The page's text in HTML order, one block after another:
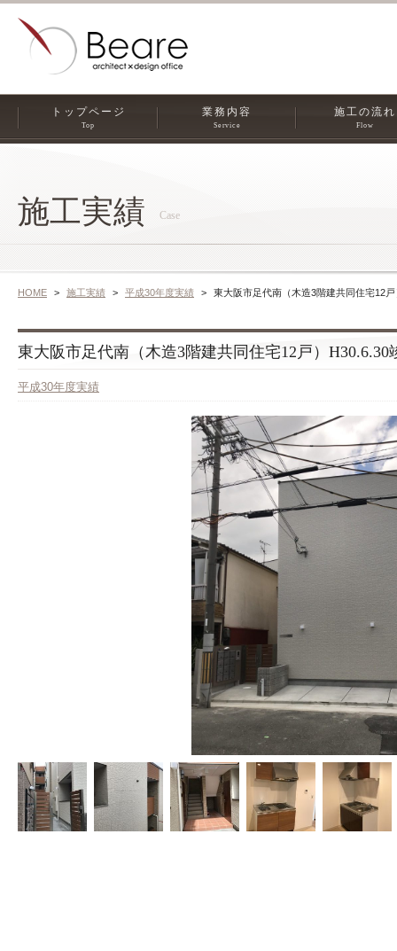
トップページ
Top
業務内容
Service
施工の流れ
Flow
施工実績 Case
HOME 施工実績 平成30年度実績 東大阪市足代南（木造3階建共同住宅12
東大阪市足代南（木造3階建共同住宅12戸）H30.6.30
平成30年度実績